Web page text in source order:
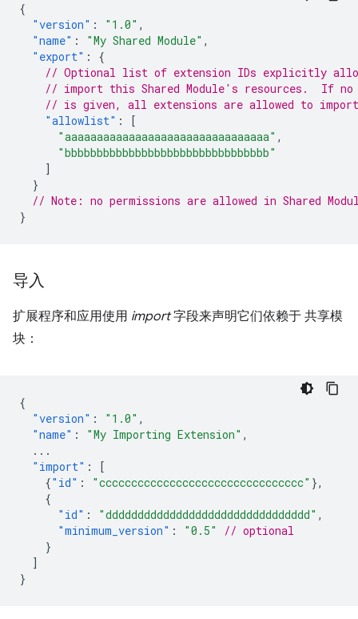
{
"version" : "1.0" ,
"name" : "My Shared Module" ,
"export" :
{
// Optional list of extension IDs explicitly
// import this Shared Module's resources.  If
// is given, all extensions are allowed to
"allowlist" :
[
"aaaaaaaaaaaaaaaaaaaaaaaaaaaaaaaa" ,
"bbbbbbbbbbbbbbbbbbbbbbbbbbbbbbbb"
]
}
// Note: no permissions are allowed in Shared
}
导入
扩展程序和应用使用 import字段来声明它们依赖于 共享模
块：
{
"version" : "1.0" ,
"name" : "My Importing Extension" ,
...
"import" :
[
{"id" : "cccccccccccccccccccccccccccccccc" },
{
"id" : "dddddddddddddddddddddddddddddddd" ,
"minimum_version" : "0.5"
// optional
}
]
}